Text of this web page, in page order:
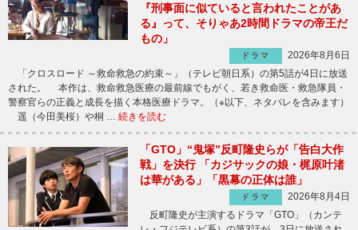
『刑事面に似ていると言われたことがあ
る』って、そりゃあ2時間ドラマの帝王だ
もの」
ドラマ
2026年8月6日
「クロスロード ～救命救急の約束～」（テレビ朝日系）の第5話が4日に放送
された。 本作は、救命救急医療の最前線でもがく、若き救命医・救急隊員・
警察官らの正義と成長を描く本格医療ドラマ。（※以下、ネタバレを含みます）
遥（今田美桜）や桐 … 続きを読む
「GTO」“鬼塚”反町隆史らが「告白大作
戦」を決行 「カジサックの娘・梶原叶渚
は華がある」「黒幕の正体は誰」
ドラマ
2026年8月4日
反町隆史が主演するドラマ「GTO」（カンテ